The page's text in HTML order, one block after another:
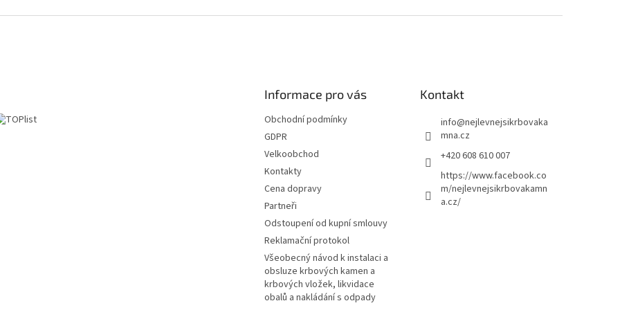
Informace pro vás
Obchodní podmínky
GDPR
Velkoobchod
Kontakty
Cena dopravy
Partneři
Odstoupení od kupní smlouvy
Reklamační protokol
Všeobecný návod k instalaci a
obsluze krbových kamen a
krbových vložek, likvidace
obalů a nakládání s odpady
Kontakt
info@nejlevnejsikrbovaka
mna.cz
+420 608 610 007
https://www.facebook.co
m/nejlevnejsikrbovakamn
a.cz/